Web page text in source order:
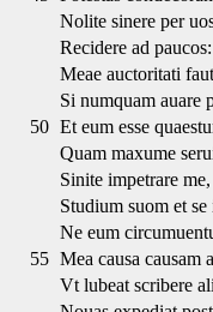
Nolite sinere per
Recidere ad
Meae auctoritati
Si numquam auare
50 Et eum esse
Quam maxume
Sinite impetrare
Studium suom et
Ne eum
55 Mea causa causam
Vt lubeat scribere